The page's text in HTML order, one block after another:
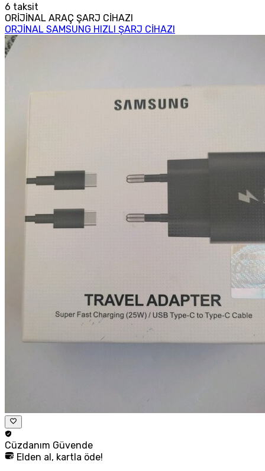
6 taksit
ORİJİNAL ARAÇ ŞARJ CİHAZI
ORJİNAL SAMSUNG HIZLI ŞARJ CİHAZI
Cüzdanım Güvende
Elden al, kartla öde!